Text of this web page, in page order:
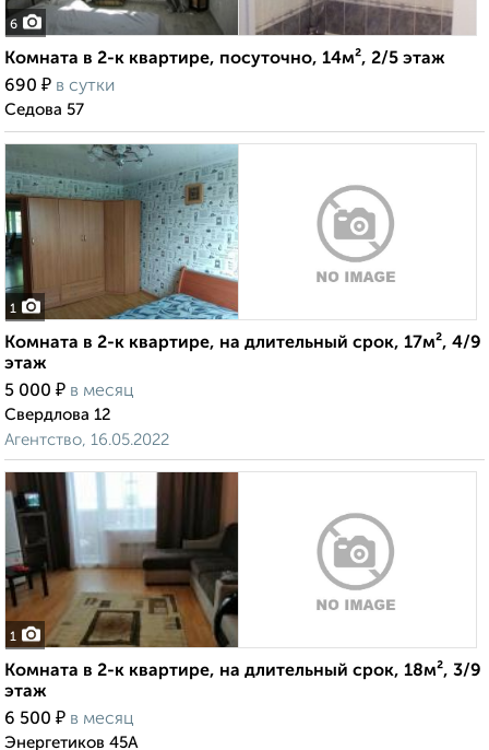
6
Комната в 2-к квартире, посуточно, 14м², 2/5 этаж
690 ₽ в сутки
Седова 57
1
Комната в 2-к квартире, на длительный срок, 17м², 4/9
этаж
5 000 ₽ в месяц
Свердлова 12
Агентство, 16.05.2022
1
Комната в 2-к квартире, на длительный срок, 18м², 3/9
этаж
6 500 ₽ в месяц
Энергетиков 45А